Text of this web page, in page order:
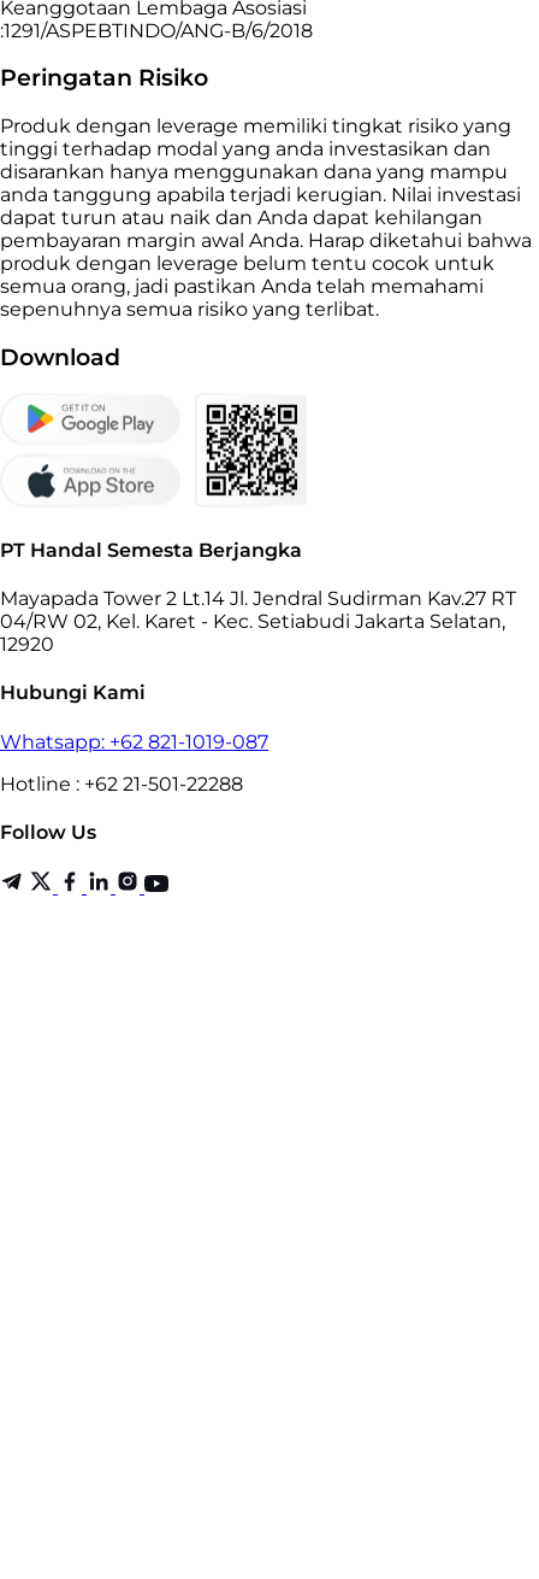
Keanggotaan Lembaga Asosiasi
:1291/ASPEBTINDO/ANG-B/6/2018
Peringatan Risiko
Produk dengan leverage memiliki tingkat risiko yang
tinggi terhadap modal yang anda investasikan dan
disarankan hanya menggunakan dana yang mampu
anda tanggung apabila terjadi kerugian. Nilai investasi
dapat turun atau naik dan Anda dapat kehilangan
pembayaran margin awal Anda. Harap diketahui bahwa
produk dengan leverage belum tentu cocok untuk
semua orang, jadi pastikan Anda telah memahami
sepenuhnya semua risiko yang terlibat.
Download
PT Handal Semesta Berjangka
Mayapada Tower 2 Lt.14 Jl. Jendral Sudirman Kav.27 RT
04/RW 02, Kel. Karet - Kec. Setiabudi Jakarta Selatan,
12920
Hubungi Kami
Whatsapp: +62 821-1019-087
Hotline : +62 21-501-22288
Follow Us